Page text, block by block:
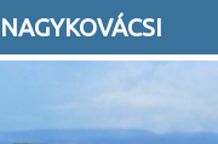
NAGYKOVÁCSI